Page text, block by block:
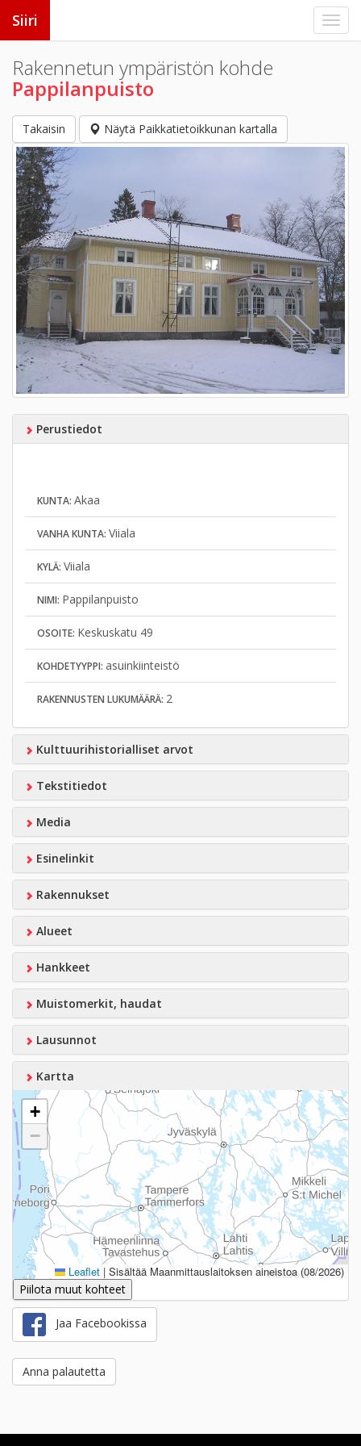
Siiri
Rakennetun ympäristön kohde
Pappilanpuisto
Takaisin Näytä Paikkatietoikkunan kartalla
Perustiedot
KUNTA: Akaa
VANHA KUNTA: Viiala
KYLÄ: Viiala
NIMI: Pappilanpuisto
OSOITE: Keskuskatu 49
KOHDETYYPPI: asuinkiinteistö
RAKENNUSTEN LUKUMÄÄRÄ: 2
Kulttuurihistorialliset arvot
Tekstitiedot
Media
Esinelinkit
Rakennukset
Alueet
Hankkeet
Muistomerkit, haudat
Lausunnot
Kartta
+
−
Leaflet | Sisältää Maanmittauslaitoksen aineistoa (08/2026)
Piilota muut kohteet
Jaa Facebookissa
Anna palautetta